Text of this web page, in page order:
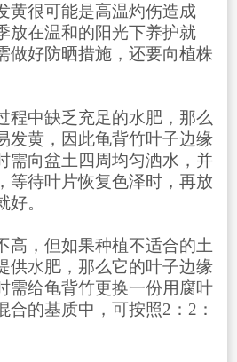
黄很可能是高温灼伤造成
放在温和的阳光下养护就
做好防晒措施，还要向植株
程中缺乏充足的水肥，那么
发黄，因此龟背竹叶子边缘
需向盆土四周均匀洒水，并
等待叶片恢复色泽时，再放
。
高，但如果种植不适合的土
供水肥，那么它的叶子边缘
需给龟背竹更换一份用腐叶
合的基质中，可按照2：2：